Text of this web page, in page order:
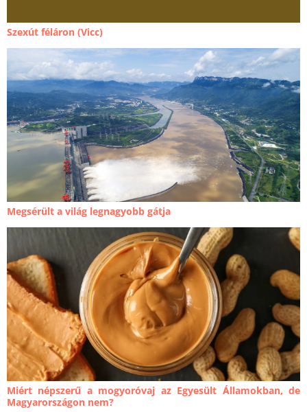
Szexút féláron (Vicc)
Megsérült a világ legnagyobb gátja
Miért népszerű a mogyoróvaj az Egyesült Államokban, de
Magyarországon nem?